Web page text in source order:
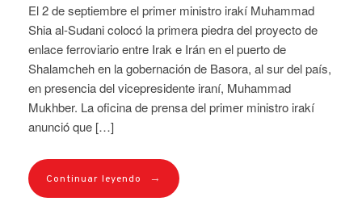
El 2 de septiembre el primer ministro irakí Muhammad
Shia al-Sudani colocó la primera piedra del proyecto de
enlace ferroviario entre Irak e Irán en el puerto de
Shalamcheh en la gobernación de Basora, al sur del país,
en presencia del vicepresidente iraní, Muhammad
Mukhber. La oficina de prensa del primer ministro irakí
anunció que […]
Continuar leyendo →